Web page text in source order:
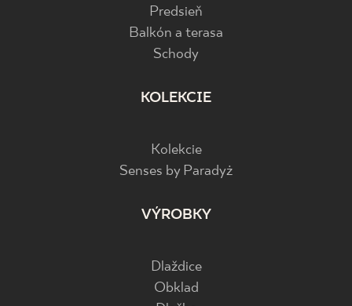
Predsieň
Balkón a terasa
Schody
KOLEKCIE
Kolekcie
Senses by Paradyż
VÝROBKY
Dlaždice
Obklad